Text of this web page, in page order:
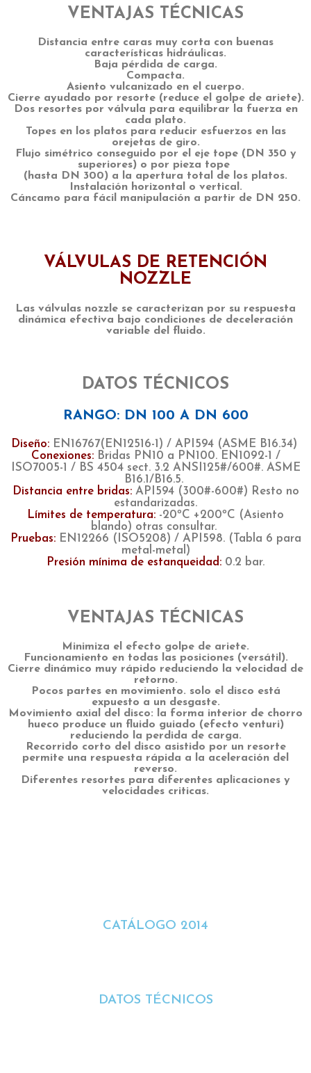
VENTAJAS TÉCNICAS
Distancia entre caras muy corta con buenas
características hidráulicas.
Baja pérdida de carga.
Compacta.
Asiento vulcanizado en el cuerpo.
Cierre ayudado por resorte (reduce el golpe de ariete).
Dos resortes por válvula para equilibrar la fuerza en
cada plato.
Topes en los platos para reducir esfuerzos en las
orejetas de giro.
Flujo simétrico conseguido por el eje tope (DN 350 y
superiores) o por pieza tope
(hasta DN 300) a la apertura total de los platos.
Instalación horizontal o vertical.
Cáncamo para fácil manipulación a partir de DN 250.
VÁLVULAS DE RETENCIÓN
NOZZLE
Las válvulas nozzle se caracterizan por su respuesta
dinámica efectiva bajo condiciones de deceleración
variable del fluido.
DATOS TÉCNICOS
RANGO: DN 100 A DN 600
Diseño:EN16767(EN12516-1) / API594 (ASME B16.34)
Conexiones:Bridas PN10 a PN100. EN1092-1 /
ISO7005-1 / BS 4504 sect. 3.2 ANSI125#/600#. ASME
B16.1/B16.5.
Distancia entre bridas:API594 (300#-600#) Resto no
estandarizadas.
Límites de temperatura: -20ºC +200ºC (Asiento
blando) otras consultar.
Pruebas:EN12266 (ISO5208) / API598. (Tabla 6 para
metal-metal)
Presión mínima de estanqueidad: 0.2 bar.
VENTAJAS TÉCNICAS
Minimiza el efecto golpe de ariete.
Funcionamiento en todas las posiciones (versátil).
Cierre dinámico muy rápido reduciendo la velocidad de
retorno.
Pocos partes en movimiento. solo el disco está
expuesto a un desgaste.
Movimiento axial del disco: la forma interior de chorro
hueco produce un fluido guiado (efecto venturi)
reduciendo la perdida de carga.
Recorrido corto del disco asistido por un resorte
permite una respuesta rápida a la aceleración del
reverso.
Diferentes resortes para diferentes aplicaciones y
velocidades criticas.
CATÁLOGO 2014
DATOS TÉCNICOS